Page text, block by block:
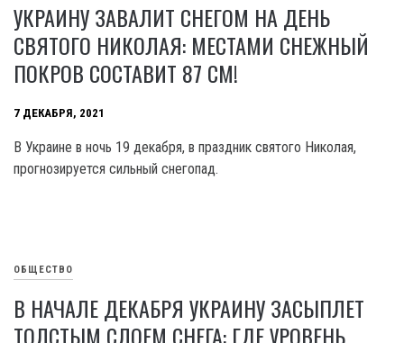
УКРАИНУ ЗАВАЛИТ СНЕГОМ НА ДЕНЬ
СВЯТОГО НИКОЛАЯ: МЕСТАМИ СНЕЖНЫЙ
ПОКРОВ СОСТАВИТ 87 СМ!
7 ДЕКАБРЯ, 2021
В Украине в ночь 19 декабря, в праздник святого Николая,
прогнозируется сильный снегопад.
ОБЩЕСТВО
В НАЧАЛЕ ДЕКАБРЯ УКРАИНУ ЗАСЫПЛЕТ
ТОЛСТЫМ СЛОЕМ СНЕГА: ГДЕ УРОВЕНЬ